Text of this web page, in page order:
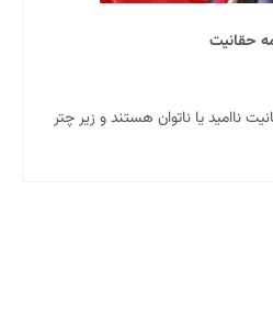
حقانیت
ناامید یا ناتوان هستند و زیر چتر